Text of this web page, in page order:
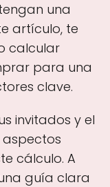
una
artículo, te
calcular
para una
clave.
invitados y el
aspectos
cálculo. A
guía clara